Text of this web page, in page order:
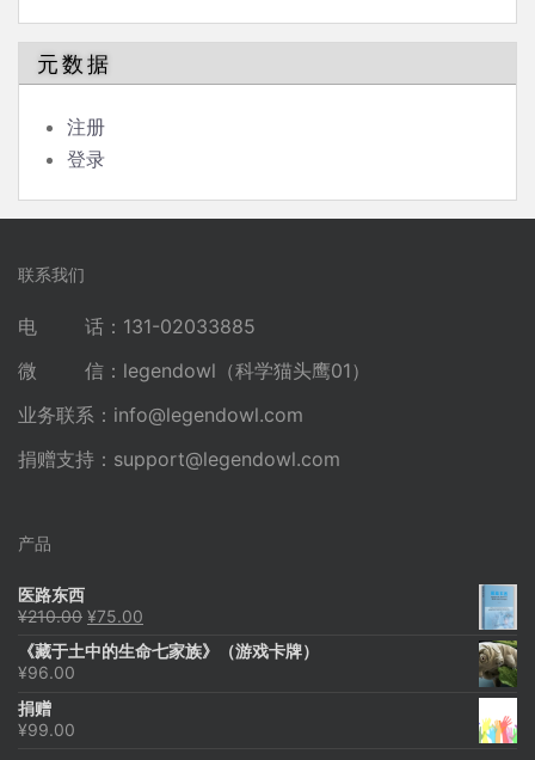
元数据
注册
登录
联系我们
电 话：131-02033885
微 信：legendowl（科学猫头鹰01）
业务联系： info@legendowl.com
捐赠支持： support@legendowl.com
产品
医路东西
¥210.00 原
为：
¥75.00
价
《藏于土中的生命七家族》（游戏卡牌）
¥96.00
捐赠
¥99.00